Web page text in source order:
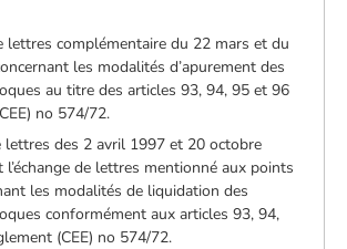
lettres complémentaire du 22 mars et du
les modalités d’apurement des
au titre des articles 93, 94, 95 et 96
no 574/72.
lettres des 2 avril 1997 et 20 octobre
de lettres mentionné aux points
les modalités de liquidation des
conformément aux articles 93, 94,
(CEE) no 574/72.